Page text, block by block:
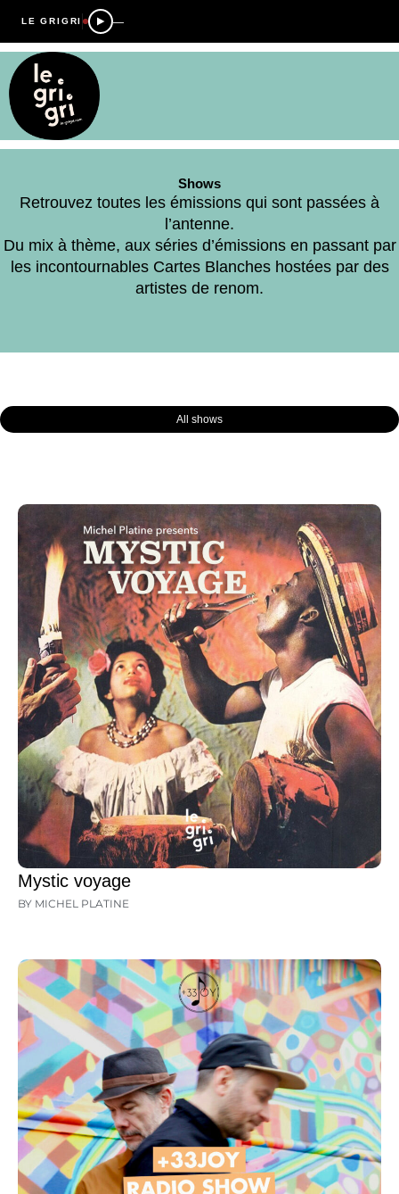
LE GRIGRI —
Shows
Retrouvez toutes les émissions qui sont passées à
l’antenne.
Du mix à thème, aux séries d’émissions en passant par
les incontournables Cartes Blanches hostées par des
artistes de renom.
All shows
Mystic voyage
BY MICHEL PLATINE
PagePagePagePagePage Page